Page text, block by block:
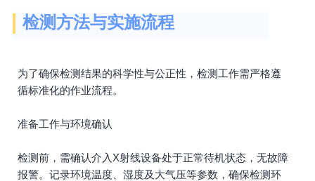
检测方法与实施流程
为了确保检测结果的科学性与公正性，检测工作需严格遵
循标准化的作业流程。
准备工作与环境确认
检测前，需确认介入X射线设备处于正常待机状态，无故障
报警。记录环境温度、湿度及大气压等参数，确保检测环